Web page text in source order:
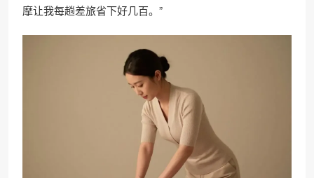
摩让我每趟差旅省下好几百。”